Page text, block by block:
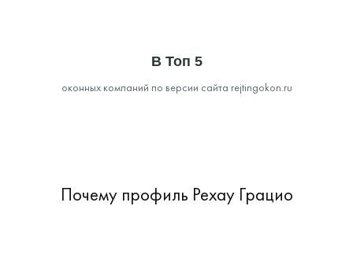
В Топ 5
оконных компаний по версии сайта rejtingokon.ru
Почему профиль Рехау Грацио